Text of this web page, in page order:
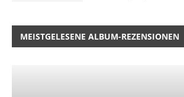
MEISTGELESENE ALBUM-REZENSIONEN